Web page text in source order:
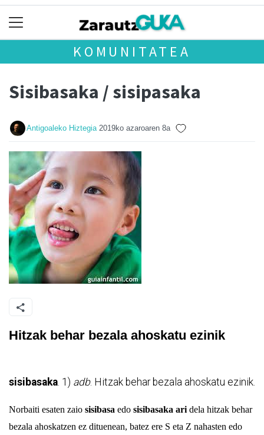
KOMUNITATEA
Sisibasaka / sisipasaka
Antigoaleko Hiztegia 2019ko azaroaren 8a
Hitzak behar bezala ahoskatu ezinik
sisibasaka. 1) adb. Hitzak behar bezala ahoskatu ezinik.
Norbaiti esaten zaio sisibasa edo sisibasaka ari dela hitzak behar
bezala ahoskatzen ez dituenean, batez ere S eta Z nahasten edo